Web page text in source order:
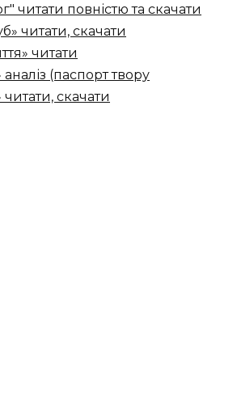
читати повністю та скачати
читати, скачати
читати
(паспорт твору
скачати